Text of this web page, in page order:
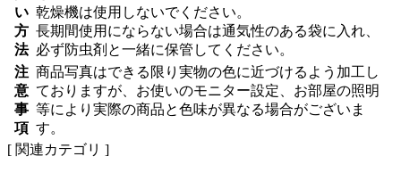
い
方
法
乾燥機は使用しないでください。
長期間使用にならない場合は通気性のある袋に入れ、
必ず防虫剤と一緒に保管してください。
注
意
事
項
商品写真はできる限り実物の色に近づけるよう加工し
ておりますが、お使いのモニター設定、お部屋の照明
等により実際の商品と色味が異なる場合がございま
す。
[ 関連カテゴリ ]